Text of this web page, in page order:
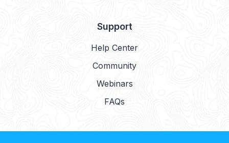
Support
Help Center
Community
Webinars
FAQs